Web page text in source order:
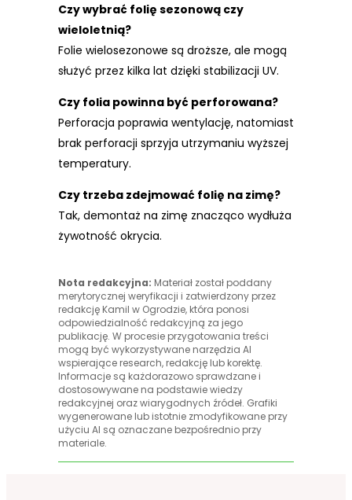
Czy wybrać folię sezonową czy
wieloletnią?
Folie wielosezonowe są droższe, ale mogą
służyć przez kilka lat dzięki stabilizacji UV.
Czy folia powinna być perforowana?
Perforacja poprawia wentylację, natomiast
brak perforacji sprzyja utrzymaniu wyższej
temperatury.
Czy trzeba zdejmować folię na zimę?
Tak, demontaż na zimę znacząco wydłuża
żywotność okrycia.
Nota redakcyjna: Materiał został poddany
merytorycznej weryfikacji i zatwierdzony przez
redakcję Kamil w Ogrodzie, która ponosi
odpowiedzialność redakcyjną za jego
publikację. W procesie przygotowania treści
mogą być wykorzystywane narzędzia AI
wspierające research, redakcję lub korektę.
Informacje są każdorazowo sprawdzane i
dostosowywane na podstawie wiedzy
redakcyjnej oraz wiarygodnych źródeł. Grafiki
wygenerowane lub istotnie zmodyfikowane przy
użyciu AI są oznaczane bezpośrednio przy
materiale.